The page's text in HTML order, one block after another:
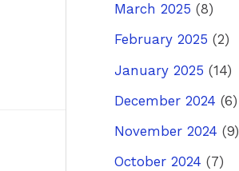
March 2025 (8)
February 2025 (2)
January 2025 (14)
December 2024 (6)
November 2024 (9)
October 2024 (7)